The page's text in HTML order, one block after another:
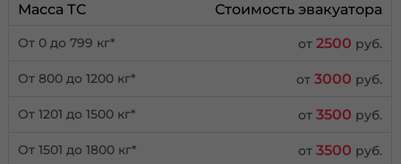
Масса ТС Стоимость эвакуатора
От 0 до 799 кг* от2500 руб.
От 800 до 1200 кг* от3000 руб.
От 1201 до 1500 кг* от3500 руб.
От 1501 до 1800 кг* от3500 руб.